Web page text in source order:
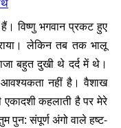
विष्णु भगवान प्रकट हुए
लेकिन तब तक भालू
बहुत दुखी थे दर्द में थे।
आवश्यकता नहीं है। वैशाख
कहलाती है पर मेरे
पुन: संपूर्ण अंगो वाले हष्ट-